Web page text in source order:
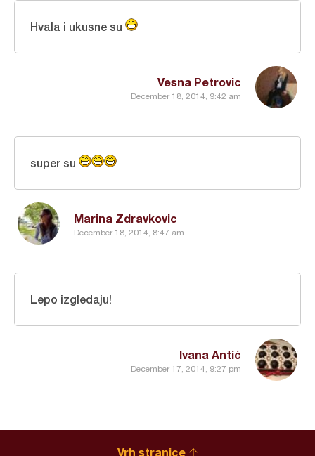
Vesna Petrovic
December 18, 2014, 9:42 am
Hvala i ukusne su
Marina Zdravkovic
December 18, 2014, 8:47 am
super su
Ivana Antić
December 17, 2014, 9:27 pm
Lepo izgledaju!
Vrh stranice